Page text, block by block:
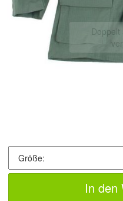
Doppelt
In den